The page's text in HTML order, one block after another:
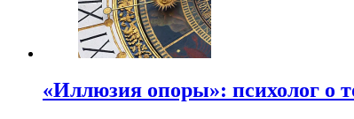
«Иллюзия опоры»: психолог о